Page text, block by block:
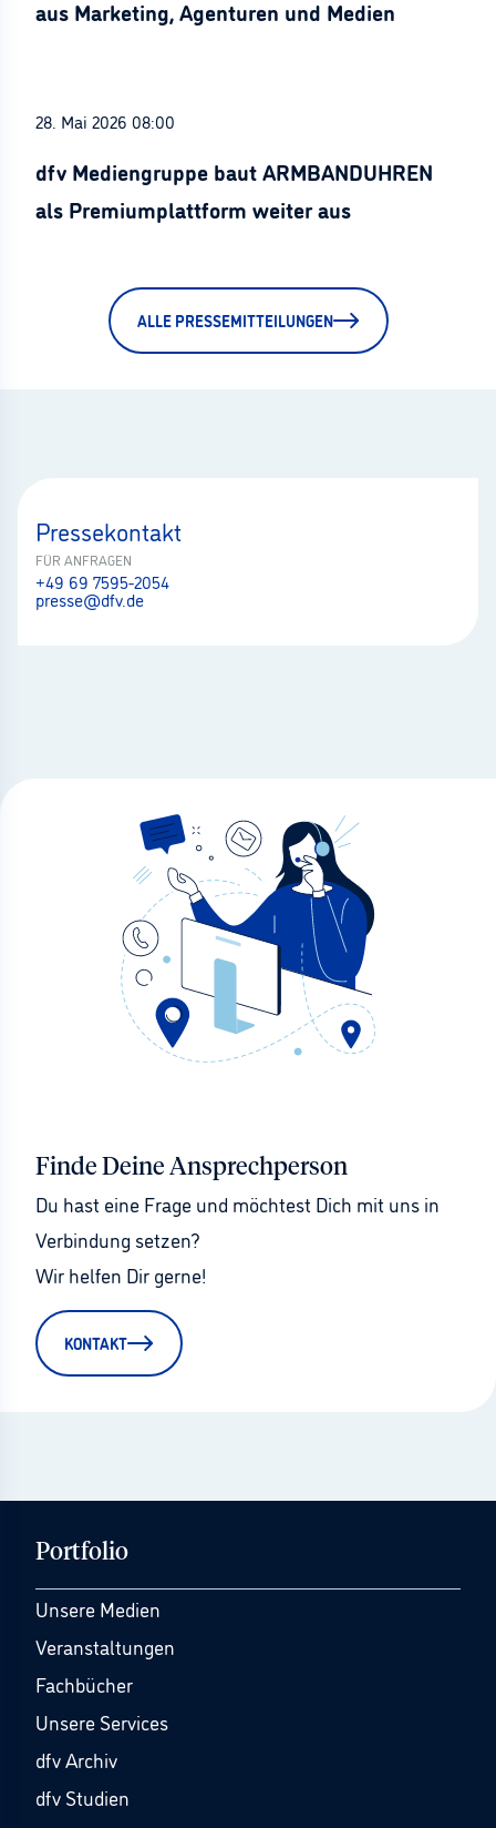
aus Marketing, Agenturen und Medien
28. Mai 2026 08:00
dfv Mediengruppe baut ARMBANDUHREN
als Premiumplattform weiter aus
ALLE PRESSEMITTEILUNGEN
Pressekontakt
FÜR ANFRAGEN
+49 69 7595-2054
presse@dfv.de
Finde Deine Ansprechperson
Du hast eine Frage und möchtest Dich mit uns in
Verbindung setzen?
Wir helfen Dir gerne!
KONTAKT
Portfolio
Unsere Medien
Veranstaltungen
Fachbücher
Unsere Services
dfv Archiv
dfv Studien